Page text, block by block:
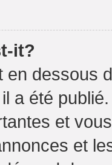
it?
en dessous
a été
et
et